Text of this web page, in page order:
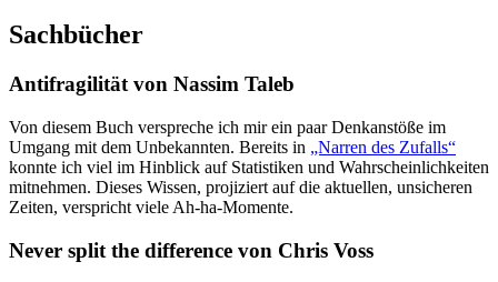
Sachbücher
Antifragilität von Nassim Taleb
Von diesem Buch verspreche ich mir ein paar Denkanstöße im
Umgang mit dem Unbekannten. Bereits in „Narren des Zufalls“
konnte ich viel im Hinblick auf Statistiken und Wahrscheinlichkeiten
mitnehmen. Dieses Wissen, projiziert auf die aktuellen, unsicheren
Zeiten, verspricht viele Ah-ha-Momente.
Never split the difference von Chris Voss